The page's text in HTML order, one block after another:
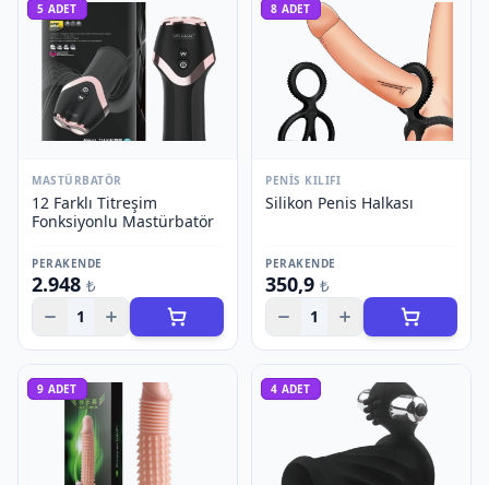
5 ADET
MASTÜRBATÖR
12 Farklı Titreşim
Fonksiyonlu Mastürbatör
PERAKENDE
2.948 ₺
1
8 ADET
PENIS KILIFI
Silikon Penis Halkası
PERAKENDE
350,9 ₺
1
9 ADET 4 ADET